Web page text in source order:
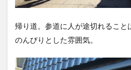
帰り道。参道に人が途切れること
のんびりとした雰囲気。